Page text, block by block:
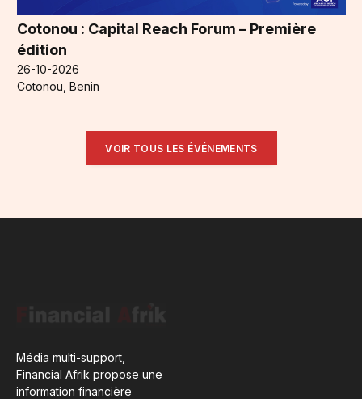
Cotonou : Capital Reach Forum – Première
édition
26-10-2026
Cotonou, Benin
VOIR TOUS LES ÉVÉNEMENTS
Média multi-support,
Financial Afrik propose une
information financière